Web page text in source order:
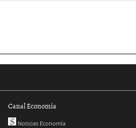
Canal Economía
Noticias Economía